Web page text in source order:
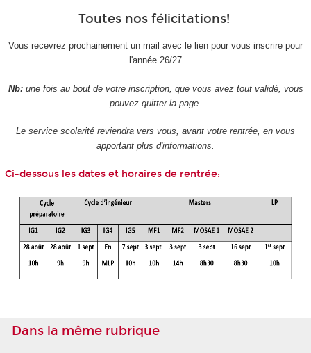
Toutes nos félicitations!
Vous recevrez prochainement un mail avec le lien pour vous inscrire pour
l'année 26/27
Nb: une fois au bout de votre inscription, que vous avez tout validé, vous
pouvez quitter la page.
Le service scolarité reviendra vers vous, avant votre rentrée, en vous
apportant plus d'informations.
Ci-dessous les dates et horaires de rentrée:
Dans la même rubrique